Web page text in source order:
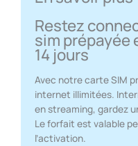
Restez
sim
14 jours
Avec notre carte SIM
internet illimitées.
en streaming, gardez
Le forfait est valable
l’activation.